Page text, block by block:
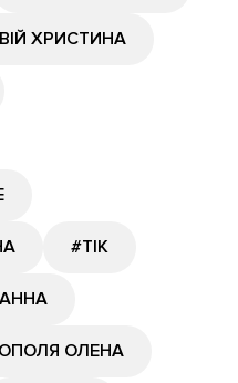
ХРИСТИНА
#ТІК
ОЛЕНА